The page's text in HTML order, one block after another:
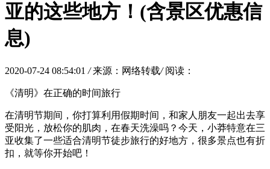
亚的这些地方！(含景区优惠信
息)
2020-07-24 08:54:01 / 来源：网络转载/ 阅读：
《清明》在正确的时间旅行
在清明节期间，你打算利用假期时间，和家人朋友一起出去享
受阳光，放松你的肌肉，在春天洗澡吗？今天，小莽特意在三
亚收集了一些适合清明节徒步旅行的好地方，很多景点也有折
扣，就等你开始吧！